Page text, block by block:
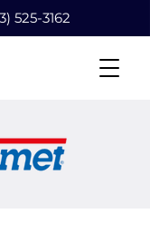
525-3162